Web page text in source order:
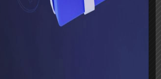
برای تمام کاربران…